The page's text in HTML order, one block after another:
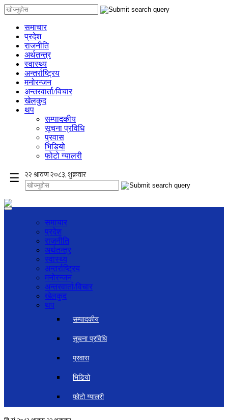
समाचार
प्रदेश
राजनीति
अर्थतन्त्र
स्वास्थ्य
अन्तर्राष्ट्रिय
मनोरन्जन
अन्तरवार्ता/विचार
खेलकुद
थप
सम्पादकीय
सूचना प्रविधि
प्रवास
भिडियो
फोटो ग्यालरी
☰
समाचार
प्रदेश
राजनीति
अर्थतन्त्र
स्वास्थ्य
अन्तर्राष्ट्रिय
मनोरन्जन
अन्तरवार्ता/विचार
खेलकुद
थप
सम्पादकीय
सूचना प्रविधि
प्रवास
भिडियो
फोटो ग्यालरी